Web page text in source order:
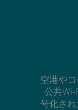
空港や
公共
号化さ